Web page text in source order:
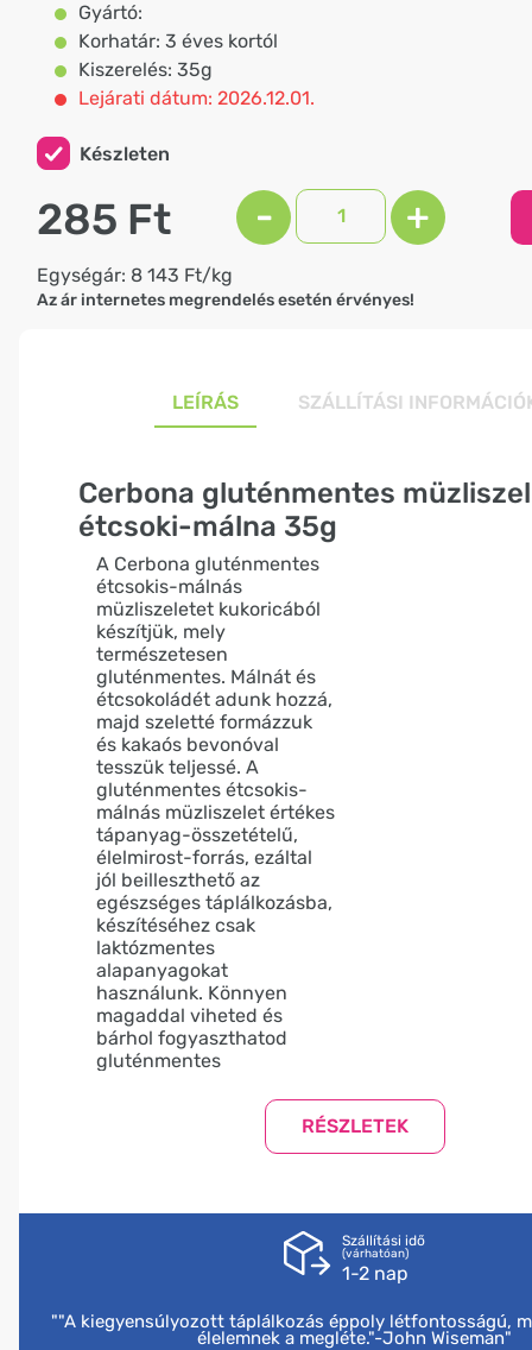
Gyártó:
Korhatár: 3 éves kortól
Kiszerelés: 35g
Lejárati dátum: 2026.12.01.
Készleten
285 Ft - +
Egységár: 8 143 Ft/kg
Az ár internetes megrendelés esetén érvényes!
LEÍRÁS SZÁLLÍTÁSI
Cerbona gluténmentes
étcsoki-málna 35g
A Cerbona gluténmentes
étcsokis-málnás
müzliszeletet kukoricából
készítjük, mely
természetesen
gluténmentes. Málnát és
étcsokoládét adunk hozzá,
majd szeletté formázzuk
és kakaós bevonóval
tesszük teljessé. A
gluténmentes étcsokis-
málnás müzliszelet értékes
tápanyag-összetételű,
élelmirost-forrás, ezáltal
jól beilleszthető az
egészséges táplálkozásba,
készítéséhez csak
laktózmentes
alapanyagokat
használunk. Könnyen
magaddal viheted és
bárhol fogyaszthatod
gluténmentes
kakaópor), kakaós
bevonómassza 22% [cukor,
növényi zsír (pálma mag,
kakaópor 15%,
emulgeálószerek: lecitinek
Szállítási idő
(várhatóan)
1-2 nap
""A kiegyensúlyozott táplálkozás éppoly létfontosságú,
élelemnek a megléte."-John Wiseman"